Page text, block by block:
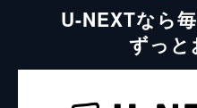
U-NEXTなら
ずっと